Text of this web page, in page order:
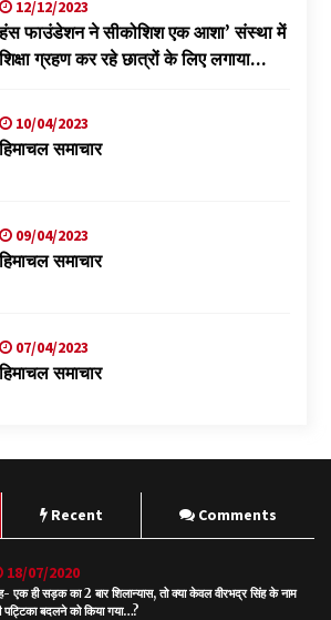
12/12/2023
हंस फाउंडेशन ने सीकोशिश एक आशा’ संस्था में
शिक्षा ग्रहण कर रहे छात्रों के लिए लगाया
10/04/2023
हिमाचल समाचार
09/04/2023
हिमाचल समाचार
07/04/2023
हिमाचल समाचार
Recent Comments
18/07/2020
एक ही सड़क का 2 बार शिलान्यास, तो क्या केवल वीरभद्र सिंह के नाम
पट्टिका बदलने को किया गया…?